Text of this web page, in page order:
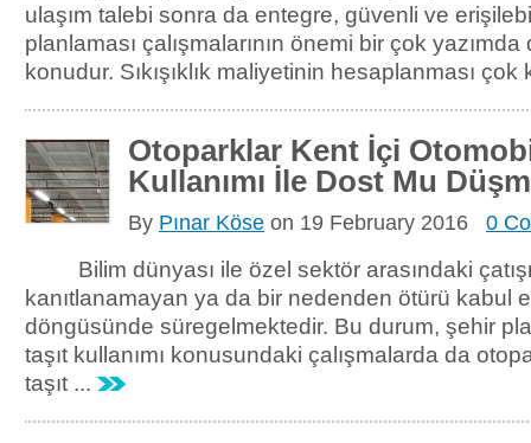
ulaşım talebi sonra da entegre, güvenli ve
planlaması çalışmalarının önemi bir çok
konudur. Sıkışıklık maliyetinin hesaplanması
Otoparklar Kent İçi
Kullanımı İle Dost Mu
By Pınar Köse on 19 February 2016 0
Bilim dünyası ile özel sektör arasındaki
kanıtlanamayan ya da bir nedenden ötürü kabul
döngüsünde süregelmektedir. Bu durum, şehir
taşıt kullanımı konusundaki çalışmalarda da
taşıt ...